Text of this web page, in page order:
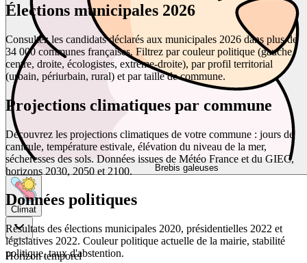
Brebis galeuses
Climat
Horizon temporel
Élections municipales 2026
Consultez les candidats déclarés aux municipales 2026 dans plus de
34 000 communes françaises. Filtrez par couleur politique (gauche,
centre, droite, écologistes, extrême-droite), par profil territorial
(urbain, périurbain, rural) et par taille de commune.
Projections climatiques par commune
Découvrez les projections climatiques de votre commune : jours de
canicule, température estivale, élévation du niveau de la mer,
sécheresses des sols. Données issues de Météo France et du GIEC,
horizons 2030, 2050 et 2100.
Données politiques
Résultats des élections municipales 2020, présidentielles 2022 et
législatives 2022. Couleur politique actuelle de la mairie, stabilité
politique, taux d'abstention.